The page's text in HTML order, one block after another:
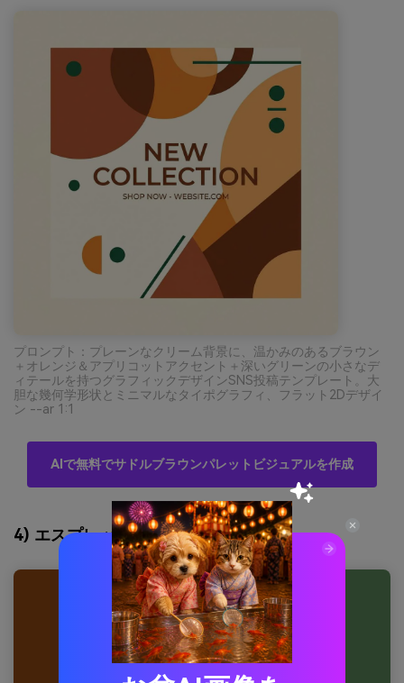
プロンプト：プレーンなクリーム背景に、温かみのあるブラウン
＋オレンジ＆アプリコットアクセント＋深いグリーンの小さなデ
ィテールを持つグラフィックデザインSNS投稿テンプレート。大
胆な幾何学形状とミニマルなタイポグラフィ、フラット2Dデザイ
ン --ar 1:1
AIで無料でサドルブラウンパレットビジュアルを作成
4) エスプレッソセージバランス